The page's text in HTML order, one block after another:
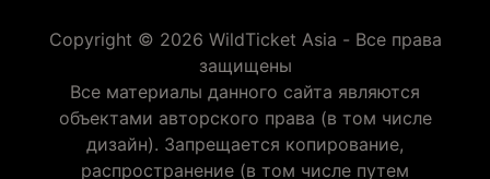
Copyright © 2026 WildTicket Asia - Все права
защищены
Все материалы данного сайта являются
объектами авторского права (в том числе
дизайн). Запрещается копирование,
распространение (в том числе путем